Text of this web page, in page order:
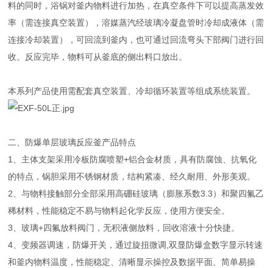
料的同时，浴锅对釜内物料进行加热，在真空条件下可以提高蒸发效
率（需连接真空装置），溶媒蒸汽经玻璃冷凝盘管时冷却成液体（需
连接冷却装置），可回流到釜内，也可通过回流弯头下部阀门进行回
收。反应完毕，物料可从釜底的侧出料口放出。
本系列产品使用需配套真空装置、冷却循环装置等组成系统装置。
二、防爆单层玻璃反应釜产品特点
1、主体支架采用冷板防腐喷塑+铝合金材质，具有防腐蚀、抗氧化
的特点，锅胆采用不锈钢材质，结构紧凑、经久耐用、外形美观。
2、与物料接触部分全部采用高硼硅玻璃（膨胀系数3.3）和聚四氟乙
稀材料，性能稳定不易与物料起化学反应，使用方便安全。
3、玻璃+四氟放料阀门，无积液侧放料，回收溶液十分快捷。
4、变频器调速，防爆开关，通过旋扭微调,双显防爆盒数字显示转速
和釜内物料温度，性能稳定、清晰显示操控及数据平面、简单易操